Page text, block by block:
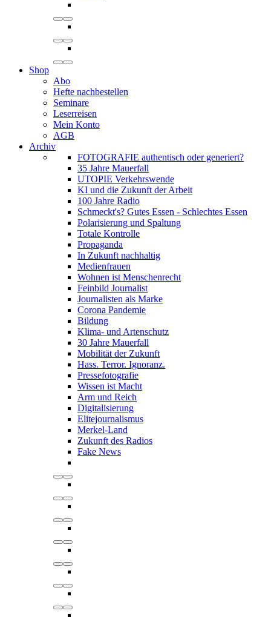
Shop
Abo
Hefte nachbestellen
Seminare
Leserreisen
Mein Konto
AGB
Archiv
FOTOGRAFIE authentisch oder generiert?
35 Jahre Mauerfall
UTOPIE Verkehrswende
KI und die Zukunft der Arbeit
100 Jahre Radio
Schmeckt's? Gutes Essen - Schlechtes Essen
Polarisierung und Spaltung
Totale Kontrolle
Propaganda
In Zukunft nachhaltig
Medienfrauen
Wohnen ist Menschenrecht
Feinbild Journalist
Journalisten als Marke
Corona Pandemie
Bildung
Klima- und Artenschutz
30 Jahre Mauerfall
Mobilität der Zukunft
Hass. Terror. Ignoranz.
Pressefotografie
Wissen ist Macht
Arm und Reich
Digitalisierung
Elitejournalismus
Merkel-Land
Zukunft des Radios
Fake News